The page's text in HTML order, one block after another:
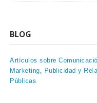
BLOG
Artículos sobre
Marketing, Publicidad y
Públicas